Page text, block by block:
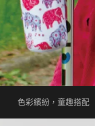
色彩繽紛，童趣搭配